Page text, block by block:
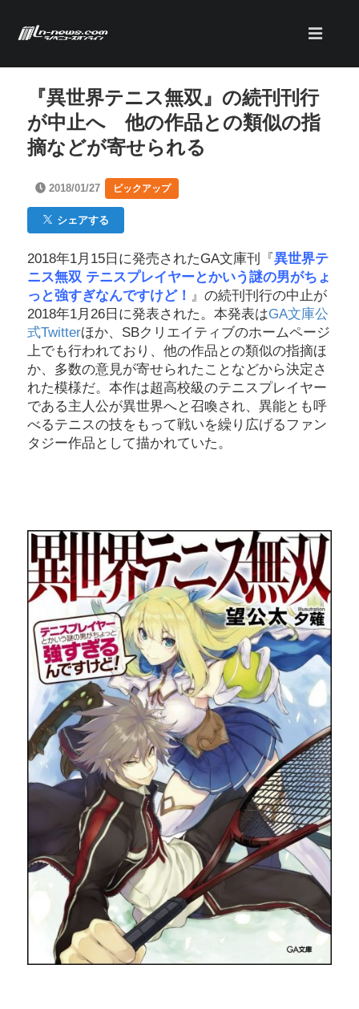
『異世界テニス無双』の続刊刊行
が中止へ 他の作品との類似の指
摘などが寄せられる
2018/01/27 ピックアップ
シェアする
2018年1月15日に発売されたGA文庫刊『 異世界テ
ニス無双 テニスプレイヤーとかいう謎の男がちょ
っと強すぎなんですけど！ 』の続刊刊行の中止が
2018年1月26日に発表された。本発表はGA文庫公
式Twitterほか、SBクリエイティブのホームページ
上でも行われており、他の作品との類似の指摘ほ
か、多数の意見が寄せられたことなどから決定さ
れた模様だ。本作は超高校級のテニスプレイヤー
である主人公が異世界へと召喚され、異能とも呼
べるテニスの技をもって戦いを繰り広げるファン
タジー作品として描かれていた。